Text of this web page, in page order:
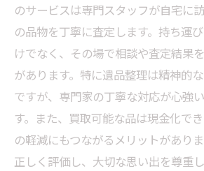
い出張買取の全て
のサービスは専門スタッフが自宅に
の品物を丁寧に査定します。持ち運
けでなく、その場で相談や査定結果
があります。特に遺品整理は精神的
ですが、専門家の丁寧な対応が心強
す。また、買取可能な品は現金化で
の軽減にもつながるメリットがあり
正しく評価し、大切な思い出を尊重